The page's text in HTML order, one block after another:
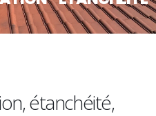
étanchéité,